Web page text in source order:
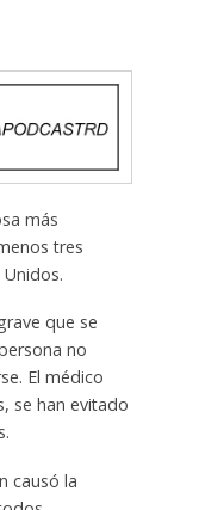
más
tres
que se
no
El médico
se han evitado
causó la